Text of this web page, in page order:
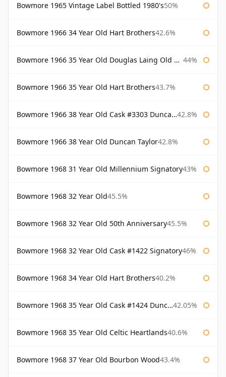
Bowmore 1965 Vintage Label Bottled 1980's50%
Bowmore 1966 34 Year Old Hart Brothers42.6%
Bowmore 1966 35 Year Old Douglas Laing Old Malt Cask 44%
Bowmore 1966 35 Year Old Hart Brothers43.7%
Bowmore 1966 38 Year Old Cask #3303 Duncan Taylor 42.8%
Bowmore 1966 38 Year Old Duncan Taylor42.8%
Bowmore 1968 31 Year Old Millennium Signatory43%
Bowmore 1968 32 Year Old45.5%
Bowmore 1968 32 Year Old 50th Anniversary45.5%
Bowmore 1968 32 Year Old Cask #1422 Signatory46%
Bowmore 1968 34 Year Old Hart Brothers40.2%
Bowmore 1968 35 Year Old Cask #1424 Duncan Taylor 42.05%
Bowmore 1968 35 Year Old Celtic Heartlands40.6%
Bowmore 1968 37 Year Old Bourbon Wood43.4%